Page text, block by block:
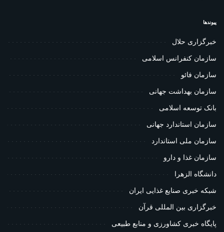
پیوندها
خبرگزاری حلال
سازمان کنفرانس اسلامی
سازمان فائو
سازمان بهداشت جهانی
بانک توسعه اسلامی
سازمان استاندارد جهانی
سازمان ملی استاندارد
سازمان غذا و دارو
دانشگاه الزهرا
شبکه خبری صنایع غذایی ایران
خبرگزاری بین المللی قرآن
پایگاه خبری کشاورزی و منابع طبیعی